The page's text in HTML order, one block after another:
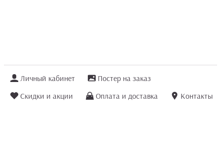
Личный кабинет
Постер на заказ
Скидки и акции
Оплата и доставка
Контакты